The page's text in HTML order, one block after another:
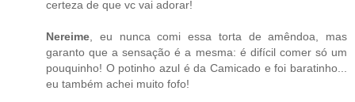
certeza de que vc vai adorar!
Nereime , eu nunca comi essa torta de amêndoa, mas
garanto que a sensação é a mesma: é difícil comer só um
pouquinho! O potinho azul é da Camicado e foi baratinho...
eu também achei muito fofo!